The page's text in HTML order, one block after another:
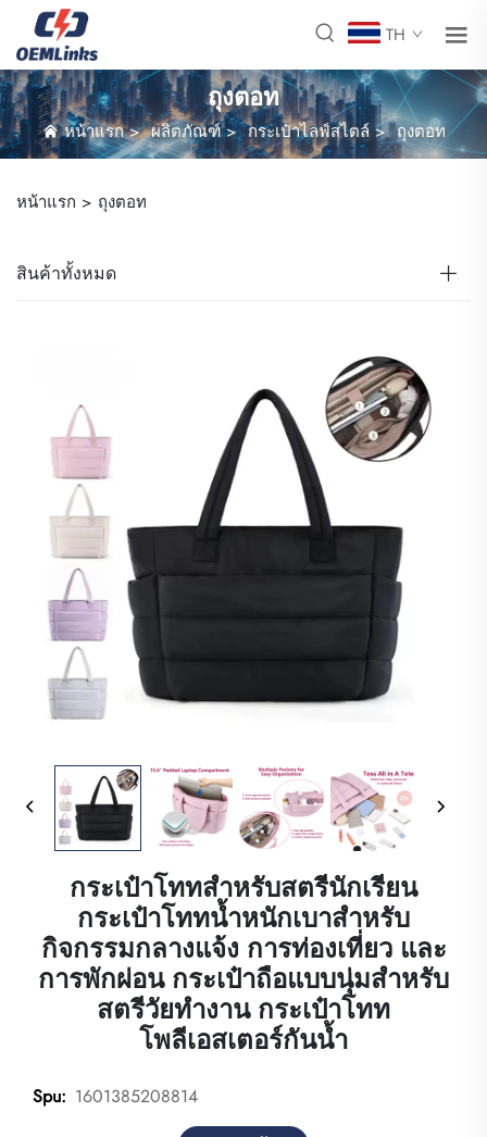
TH
ถุงตอท
หน้าแรก>ผลิตภัณฑ์>กระเป๋าไลฟ์สไตล์>ถุงตอท
หน้าแรก > ถุงตอท
สินค้าทั้งหมด
กระเป๋าโททสำหรับสตรีนักเรียน
กระเป๋าโททน้ำหนักเบาสำหรับ
กิจกรรมกลางแจ้ง การท่องเที่ยว และ
การพักผ่อน กระเป๋าถือแบบนุ่มสำหรับ
สตรีวัยทำงาน กระเป๋าโทท
โพลีเอสเตอร์กันน้ำ
Spu: 1601385208814